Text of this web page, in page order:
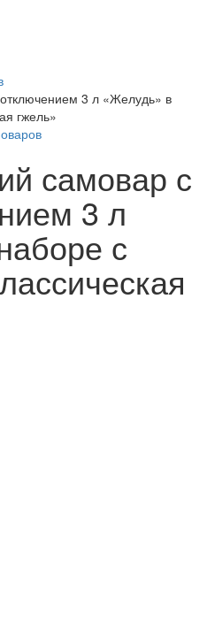
3 л «Желудь» в
гжель»
самовар с
3 л
с